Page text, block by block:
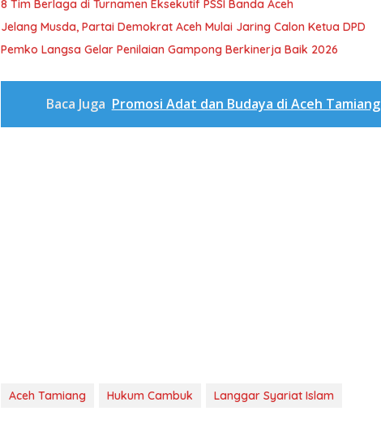
8 Tim Berlaga di Turnamen Eksekutif PSSI Banda Aceh
Jelang Musda, Partai Demokrat Aceh Mulai Jaring Calon Ketua DPD
Pemko Langsa Gelar Penilaian Gampong Berkinerja Baik 2026
Baca Juga Promosi Adat dan Budaya di Aceh Tamiang
Aceh Tamiang Hukum Cambuk Langgar Syariat Islam